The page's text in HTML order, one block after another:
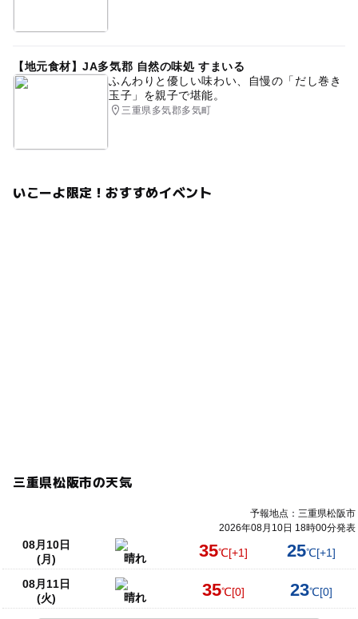
【地元食材】JA多気郡 自然の味処 すまいる
ふんわりと優しい味わい、自慢の「だし巻き
玉子」を親子で堪能。
三重県多気郡多気町
いこーよ限定！おすすめイベント
三重県松阪市の天気
予報地点：三重県松阪市
2026年08月10日 18時00分発表
08月10日
(月)
晴れ 35℃[+1] 25℃[+1]
08月11日
(火)
晴れ 35℃[0] 23℃[0]